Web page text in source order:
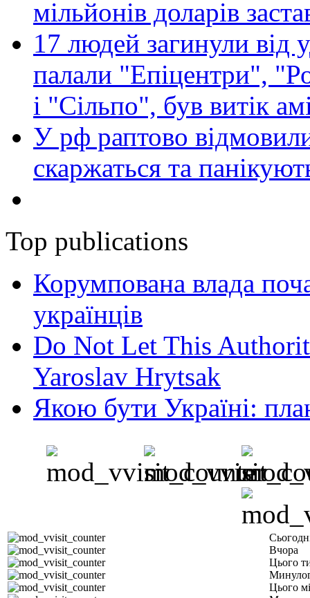
мільйонів доларів
17 людей загинули від
палали "Епіцентри",
і "Сільпо", був витік
У рф раптово
скаржаться та
Top publications
Корумпована влада
українців
Do Not Let This
Yaroslav Hrytsak
Якою бути Україні:
Вчора
Цього
Цього